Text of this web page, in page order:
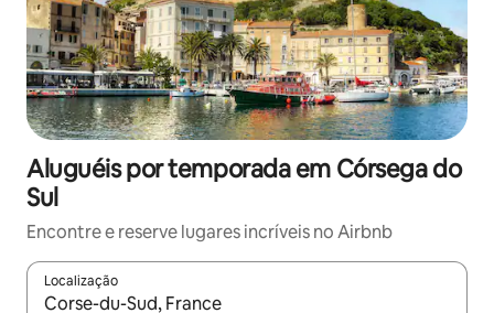
Aluguéis por temporada em Córsega do
Sul
Encontre e reserve lugares incríveis no Airbnb
Localização
Quando os resultados estiverem disponíveis, explore-os